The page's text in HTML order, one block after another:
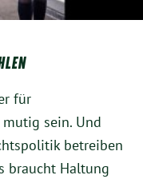
für
sein. Und
betreiben
braucht Haltung